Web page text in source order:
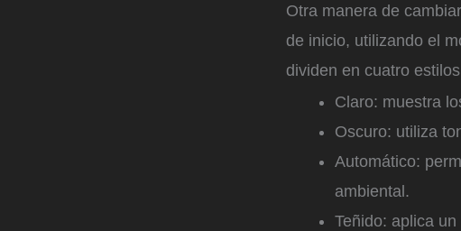
Otra manera de
de inicio, utilizando el
dividen en cuatro
Claro: muestra
Oscuro: utiliza
Automático:
ambiental.
Teñido: aplica